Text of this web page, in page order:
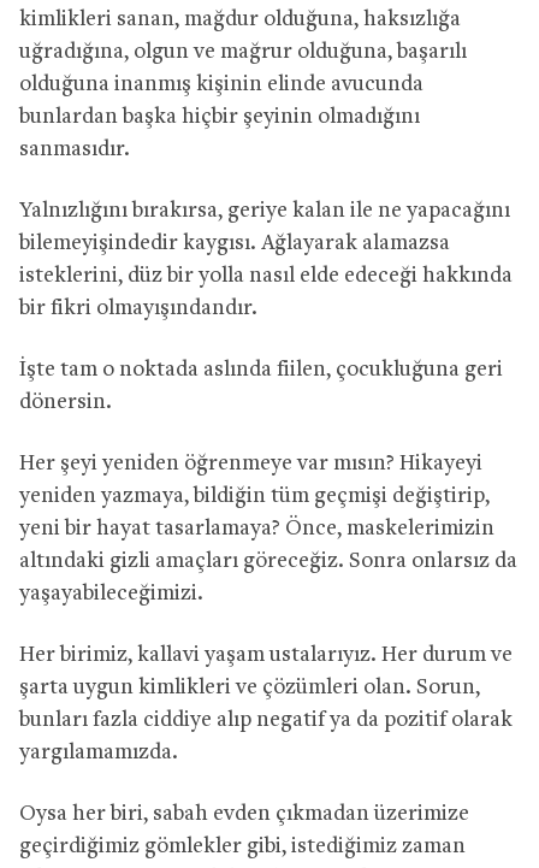
kimlikleri sanan, mağdur olduğuna, haksızlığa
uğradığına, olgun ve mağrur olduğuna, başarılı
olduğuna inanmış kişinin elinde avucunda
bunlardan başka hiçbir şeyinin olmadığını
sanmasıdır.
Yalnızlığını bırakırsa, geriye kalan ile ne yapacağını
bilemeyişindedir kaygısı. Ağlayarak alamazsa
isteklerini, düz bir yolla nasıl elde edeceği hakkında
bir fikri olmayışındandır.
İşte tam o noktada aslında fiilen, çocukluğuna geri
dönersin.
Her şeyi yeniden öğrenmeye var mısın? Hikayeyi
yeniden yazmaya, bildiğin tüm geçmişi değiştirip,
yeni bir hayat tasarlamaya? Önce, maskelerimizin
altındaki gizli amaçları göreceğiz. Sonra onlarsız da
yaşayabileceğimizi.
Her birimiz, kallavi yaşam ustalarıyız. Her durum ve
şarta uygun kimlikleri ve çözümleri olan. Sorun,
bunları fazla ciddiye alıp negatif ya da pozitif olarak
yargılamamızda.
Oysa her biri, sabah evden çıkmadan üzerimize
geçirdiğimiz gömlekler gibi, istediğimiz zaman